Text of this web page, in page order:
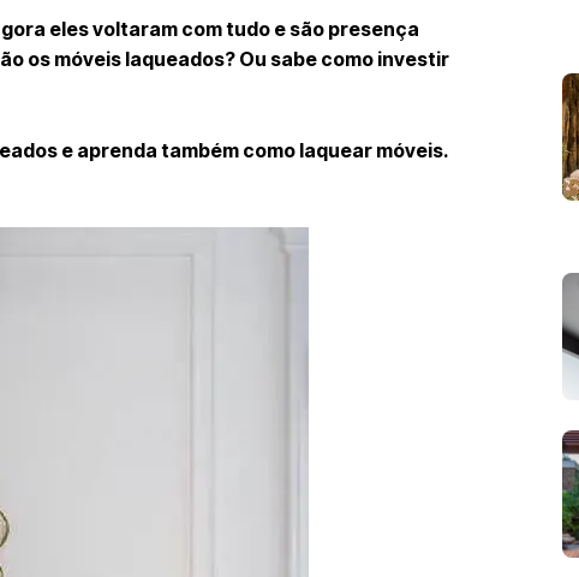
eles voltaram com tudo e são presença
os móveis laqueados? Ou sabe como investir
e aprenda também como laquear móveis.